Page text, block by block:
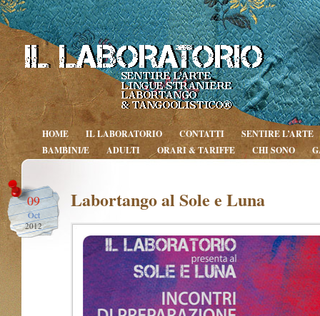
HOME IL LABORATORIO CONTATTI
SENTIRE L’ARTE
BAMBINI/E
ADULTI ORARI & TARIFFE CHI SONO
09
Oct
2012
Labortango al Sole e Luna